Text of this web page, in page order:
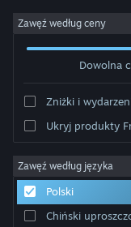
Zaloguj się
Społeczność
Informacje
Wsparcie
Zawęź według ceny
Dowolna
Zniżki i
Ukryj produkty
Zawęź według języka
Polski
Chiński
Producent: POLYGON
Sortuj według: